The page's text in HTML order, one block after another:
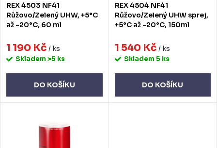
u
k
t
ů
d
u
k
REX 4503 NF41
Růžovo/Zelený UHW, +5°C
až -20°C, 60 ml
1 190 Kč / ks
Skladem >5 ks
DO KOŠÍKU
REX 4504 NF41
Růžovo/Zelený UHW sprej,
+5°C až -20°C, 150ml
1 540 Kč / ks
Skladem 5 ks
DO KOŠÍKU